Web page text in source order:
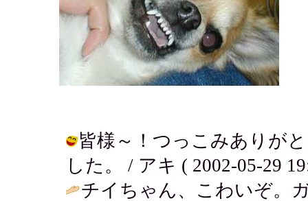
皆様～！つっこみありが
した。 / アキ ( 2002-05-29
チイちゃん、こわいぞ。